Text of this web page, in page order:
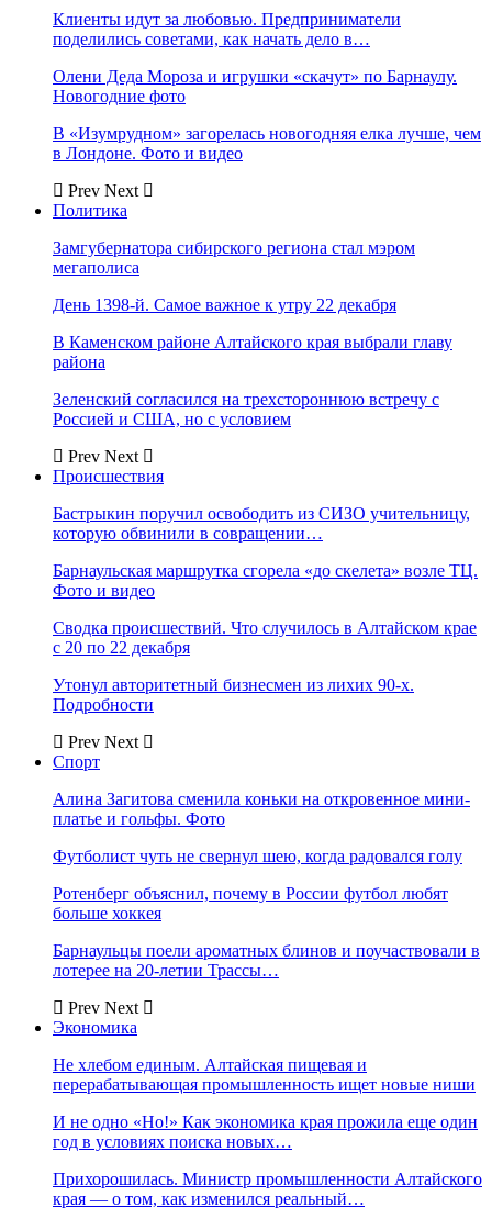
Клиенты идут за любовью. Предприниматели
поделились советами, как начать дело в…
Олени Деда Мороза и игрушки «скачут» по Барнаулу.
Новогодние фото
В «Изумрудном» загорелась новогодняя елка лучше, чем
в Лондоне. Фото и видео
Prev Next
Политика
Замгубернатора сибирского региона стал мэром
мегаполиса
День 1398-й. Самое важное к утру 22 декабря
В Каменском районе Алтайского края выбрали главу
района
Зеленский согласился на трехстороннюю встречу с
Россией и США, но с условием
Prev Next
Происшествия
Бастрыкин поручил освободить из СИЗО учительницу,
которую обвинили в совращении…
Барнаульская маршрутка сгорела «до скелета» возле ТЦ.
Фото и видео
Сводка происшествий. Что случилось в Алтайском крае
с 20 по 22 декабря
Утонул авторитетный бизнесмен из лихих 90-х.
Подробности
Prev Next
Спорт
Алина Загитова сменила коньки на откровенное мини-
платье и гольфы. Фото
Футболист чуть не свернул шею, когда радовался голу
Ротенберг объяснил, почему в России футбол любят
больше хоккея
Барнаульцы поели ароматных блинов и поучаствовали в
лотерее на 20-летии Трассы…
Prev Next
Экономика
Не хлебом единым. Алтайская пищевая и
перерабатывающая промышленность ищет новые ниши
И не одно «Но!» Как экономика края прожила еще один
год в условиях поиска новых…
Прихорошилась. Министр промышленности Алтайского
края — о том, как изменился реальный…